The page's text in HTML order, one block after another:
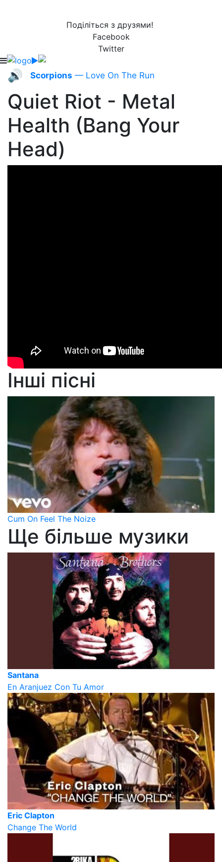
Поділіться з друзями!
Facebook
Twitter
🔊 Scorpions — Love On The Run
Quiet Riot - Metal
Health (Bang Your
Head)
Інші пісні
Cum On Feel The Noize
Ще більше музики
Santana
En Aranjuez Con Tu Amor
Eric Clapton
Change The World